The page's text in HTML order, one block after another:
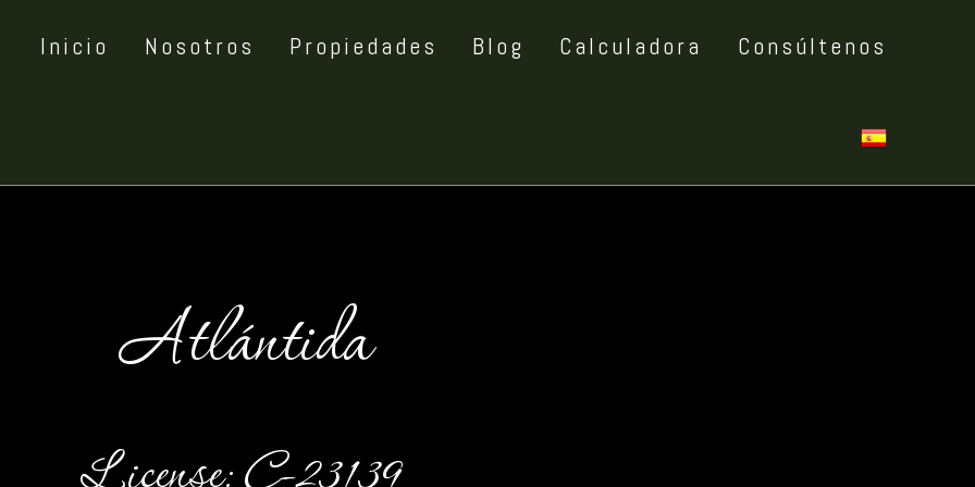
Inicio Nosotros Propiedades Blog Calculadora Consúltenos
Atlántida